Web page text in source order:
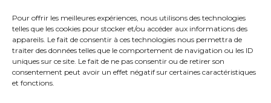
Pour offrir les meilleures expériences, nous utilisons des technologies
telles que les cookies pour stocker et/ou accéder aux informations des
appareils. Le fait de consentir à ces technologies nous permettra de
traiter des données telles que le comportement de navigation ou les ID
uniques sur ce site. Le fait de ne pas consentir ou de retirer son
consentement peut avoir un effet négatif sur certaines caractéristiques
et fonctions.
Z.A.C. de l’Aéropole
CS60044 44152 Ancenis - St-Géréon Cédex
Frankreich
+332 40 96 39 39